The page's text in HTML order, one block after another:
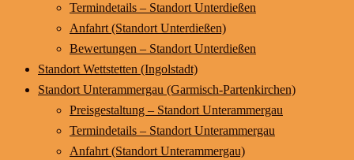
Termindetails – Standort Unterdießen
Anfahrt (Standort Unterdießen)
Bewertungen – Standort Unterdießen
Standort Wettstetten (Ingolstadt)
Standort Unterammergau (Garmisch-Partenkirchen)
Preisgestaltung – Standort Unterammergau
Termindetails – Standort Unterammergau
Anfahrt (Standort Unterammergau)